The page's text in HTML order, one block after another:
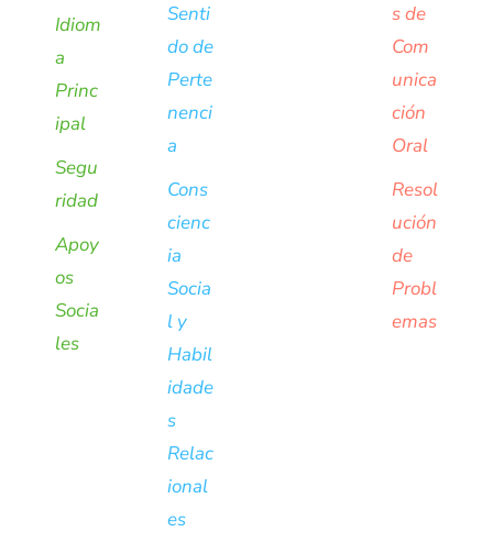
Idiom
a
Princ
ipal
Segu
ridad
Apoy
os
Socia
les
Senti
do de
Perte
nenci
a
Cons
cienc
ia
Socia
l y
Habil
idade
s
Relac
ional
es
s de
Com
unica
ción
Oral
Resol
ución
de
Probl
emas